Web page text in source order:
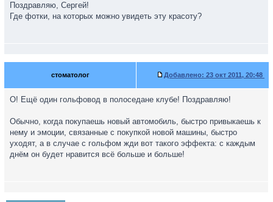
Поздравляю, Сергей!
Где фотки, на которых можно увидеть эту красоту?
стоматолог Добавлено: 23 окт 2011, 20:48
О! Ещё один гольфовод в полоседане клубе! Поздравляю!
Обычно, когда покупаешь новый автомобиль, быстро привыкаешь к
нему и эмоции, связанные с покупкой новой машины, быстро
уходят, а в случае с гольфом жди вот такого эффекта: с каждым
днём он будет нравится всё больше и больше!